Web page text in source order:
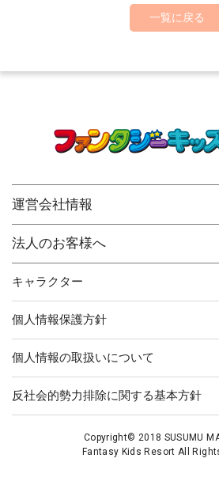
一覧に戻る
運営会社情報
法人のお客様へ
キャラクター
個人情報保護方針
個人情報の取扱いについて
反社会的勢力排除に関する基本方針
Copyright© 2018 SUSUMU
Fantasy Kids Resort All